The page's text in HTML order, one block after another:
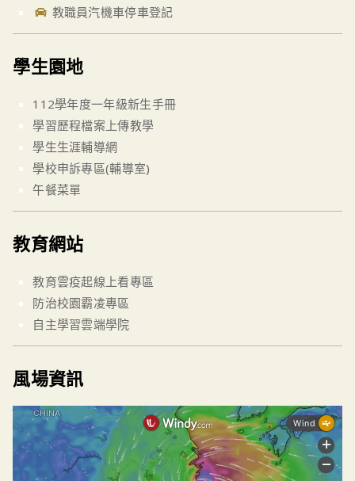
教職員汽機車停車登記
學生園地
112學年度一年級新生手冊
學習歷程檔案上傳教學
學生生涯輔導網
學校申訴專區(輔導室)
午餐菜單
教育網站
教育雲疫起線上看專區
防治校園霸凌專區
自主學習雲端學院
風場資訊